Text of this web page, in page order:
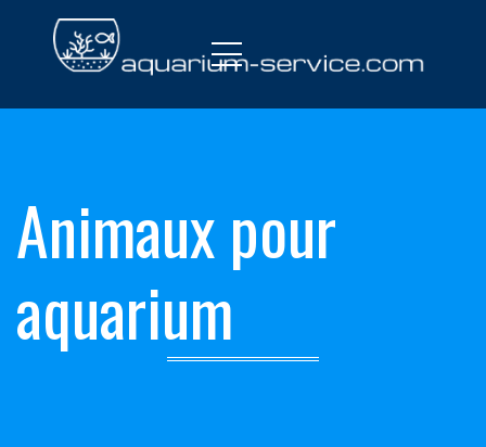
Menu
Animaux pour
aquarium